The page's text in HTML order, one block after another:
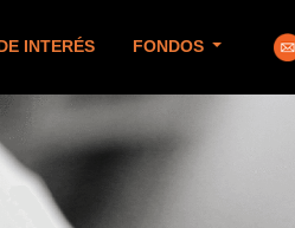
INTERÉS FONDOS